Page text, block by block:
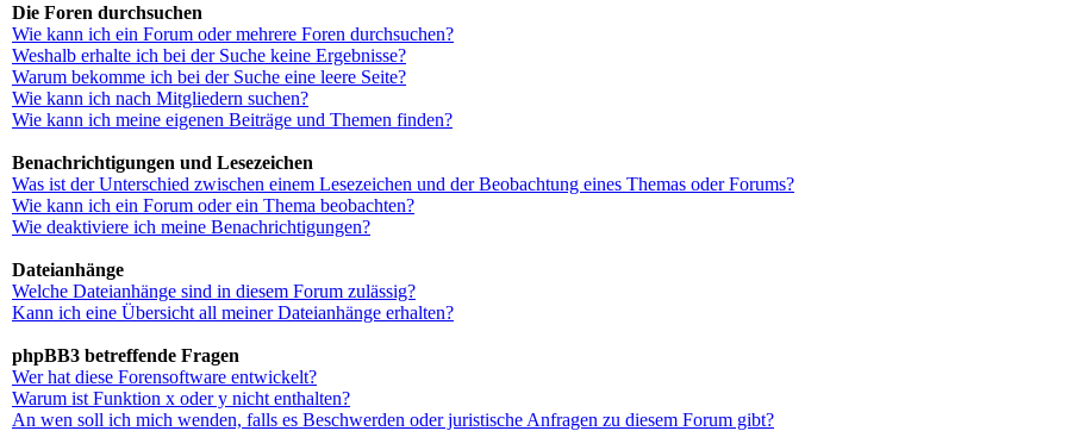
Die Foren durchsuchen
Wie kann ich ein Forum oder mehrere Foren durchsuchen?
Weshalb erhalte ich bei der Suche keine Ergebnisse?
Warum bekomme ich bei der Suche eine leere Seite?
Wie kann ich nach Mitgliedern suchen?
Wie kann ich meine eigenen Beiträge und Themen finden?
Benachrichtigungen und Lesezeichen
Was ist der Unterschied zwischen einem Lesezeichen und der Beobachtung eines Themas oder Forums?
Wie kann ich ein Forum oder ein Thema beobachten?
Wie deaktiviere ich meine Benachrichtigungen?
Dateianhänge
Welche Dateianhänge sind in diesem Forum zulässig?
Kann ich eine Übersicht all meiner Dateianhänge erhalten?
phpBB3 betreffende Fragen
Wer hat diese Forensoftware entwickelt?
Warum ist Funktion x oder y nicht enthalten?
An wen soll ich mich wenden, falls es Beschwerden oder juristische Anfragen zu diesem Forum gibt?